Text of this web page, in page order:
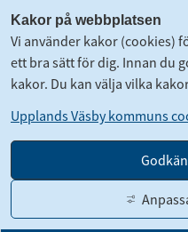
Kakor på webbplatsen
Vi använder kakor (cookies)
ett bra sätt för dig. Innan du
kakor. Du kan välja vilka
Upplands Väsby kommuns